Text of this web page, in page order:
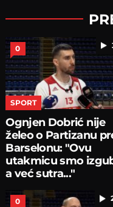
0
SPORT
Ognjen Dobrić nije
želeo o Partizanu
Barselonu: "Ovu
utakmicu smo
a već sutra..."
0